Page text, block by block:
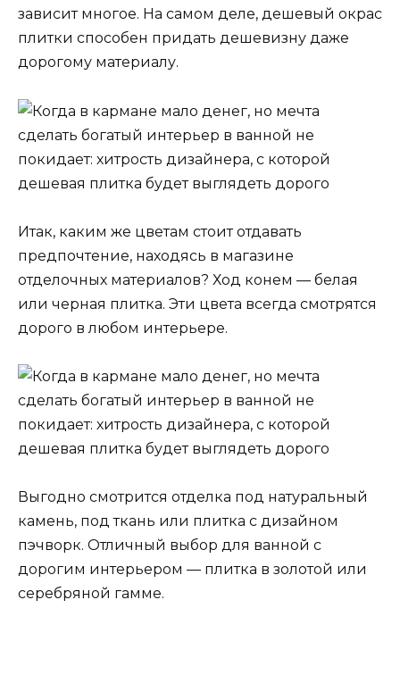
зависит многое. На самом деле, дешевый окрас
плитки способен придать дешевизну даже
дорогому материалу.
Итак, каким же цветам стоит отдавать
предпочтение, находясь в магазине
отделочных материалов? Ход конем — белая
или черная плитка. Эти цвета всегда смотрятся
дорого в любом интерьере.
Выгодно смотрится отделка под натуральный
камень, под ткань или плитка с дизайном
пэчворк. Отличный выбор для ванной с
дорогим интерьером — плитка в золотой или
серебряной гамме.